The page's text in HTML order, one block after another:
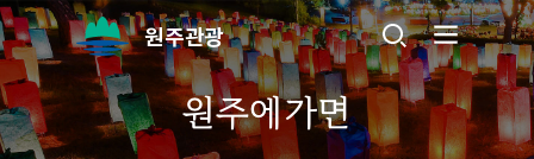
원주관광
원주에가면